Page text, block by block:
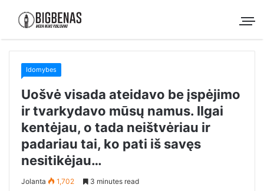
Idomybes
Uošvė visada ateidavo be įspėjimo
ir tvarkydavo mūsų namus. Ilgai
kentėjau, o tada neištvėriau ir
padariau tai, ko pati iš savęs
nesitikėjau…
Jolanta 1,702 3 minutes read